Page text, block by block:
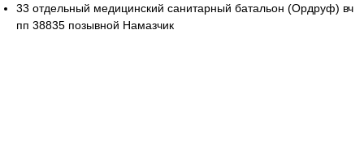
33 отдельный медицинский санитарный батальон (Ордруф) вч
пп 38835 позывной Намазчик